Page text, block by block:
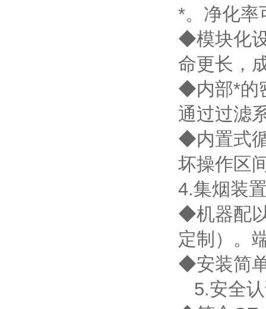
*。净化率
◆模块化
命更长，
◆内部*的
通过过滤
◆内置式
坏操作区
4.集烟装
◆机器配
定制）。
◆安装简
5.安全